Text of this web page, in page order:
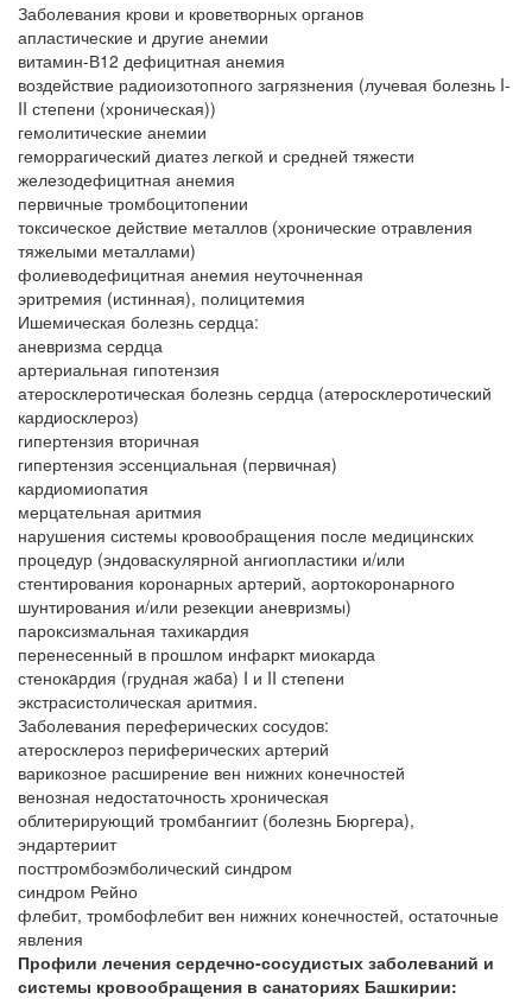
Заболевания крови и кроветворных органов
апластические и другие анемии
витамин-В12 дефицитная анемия
воздействие радиоизотопного загрязнения (лучевая болезнь I-
II степени (хроническая))
гемолитические анемии
геморрагический диатез легкой и средней тяжести
железодефицитная анемия
первичные тромбоцитопении
токсическое действие металлов (хронические отравления
тяжелыми металлами)
фолиеводефицитная анемия неуточненная
эритремия (истинная), полицитемия
Ишемическая болезнь сердца:
аневризма сердца
артериальная гипотензия
атеросклеротическая болезнь сердца (атеросклеротический
кардиосклероз)
гипертензия вторичная
гипертензия эссенциальная (первичная)
кардиомиопатия
мерцательная аритмия
нарушения системы кровообращения после медицинских
процедур (эндоваскулярной ангиопластики и/или
стентирования коронарных артерий, аортокоронарного
шунтирования и/или резекции аневризмы)
пароксизмальная тахикардия
перенесенный в прошлом инфаркт миокарда
стенокaрдия (груднaя жaбa) I и II степени
экстрасистолическая аритмия.
Заболевания переферических сосудов:
атеросклероз периферических артерий
варикозное расширение вен нижних конечностей
венозная недостаточность хроническая
облитерирующий тромбангиит (болезнь Бюргера),
эндартериит
посттромбоэмболический синдром
синдром Рейно
флебит, тромбофлебит вен нижних конечностей, остаточные
явления
Профили лечения сердечно-сосудистых заболеваний и
системы кровообращения в санаториях Башкирии: